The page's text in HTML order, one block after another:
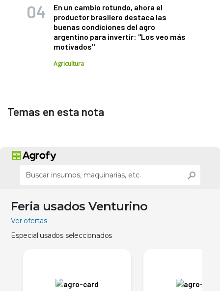
En un cambio rotundo, ahora el
productor brasilero destaca las
buenas condiciones del agro
argentino para invertir: "Los veo más
motivados"
Agricultura
Temas en esta nota
Feria usados Venturino
Ver ofertas
Especial usados seleccionados